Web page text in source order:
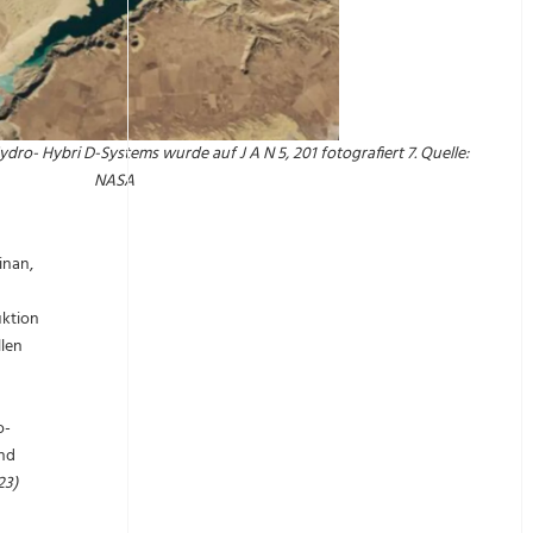
HybriD-Systemswurde aufJAN5, 201 fotografiert7. Quelle:
NASA